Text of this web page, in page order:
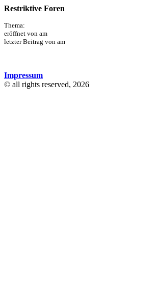
Restriktive Foren
Thema:
eröffnet von am
letzter Beitrag von am
Impressum
© all rights reserved, 2026